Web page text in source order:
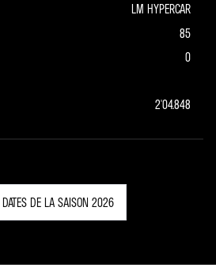
LM HYPERCAR
85
0
2'04.848
DATES DE LA SAISON 2026